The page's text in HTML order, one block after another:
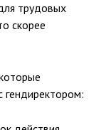
трудовых
скорее
гендиректором: